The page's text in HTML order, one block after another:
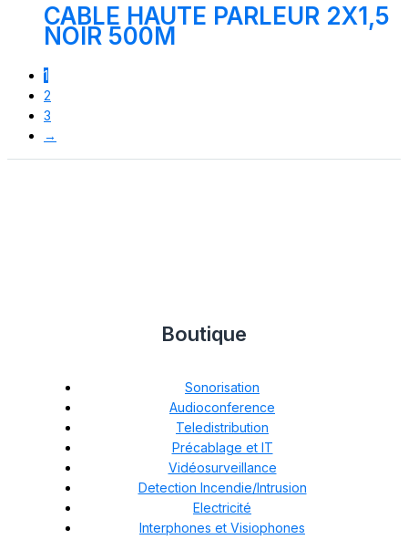
CABLE HAUTE PARLEUR 2X1,5
NOIR 500M
1
2
3
→
Boutique
Sonorisation
Audioconference
Teledistribution
Précablage et IT
Vidéosurveillance
Detection Incendie/Intrusion
Electricité
Interphones et Visiophones